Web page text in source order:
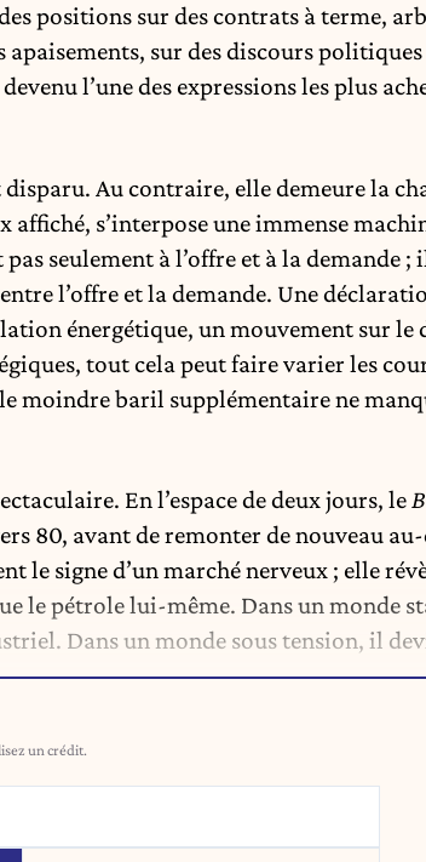
positions sur des contrats à terme,
sur des discours
l’une des expressions les plus
Au contraire, elle demeure la
s’interpose une immense
seulement à l’offre et à la demande ;
l’offre et la demande. Une
énergétique, un mouvement sur le
tout cela peut faire varier les
moindre baril supplémentaire ne
En l’espace de deux jours, le
80, avant de remonter de nouveau au-
le signe d’un marché nerveux ; elle
le pétrole lui-même. Dans un monde
Dans un monde sous tension, il
un crédit.